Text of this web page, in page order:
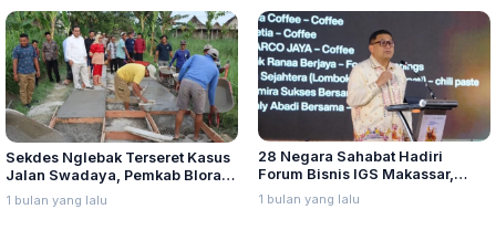
Sekdes Nglebak Terseret Kasus
Jalan Swadaya, Pemkab Blora
Sebut Pendampingan Hukum
Bukan Kewenangannya
1 bulan yang lalu
28 Negara Sahabat Hadiri
Forum Bisnis IGS Makassar,
Munafri Tawarkan Investasi
Stadion Untia
1 bulan yang lalu